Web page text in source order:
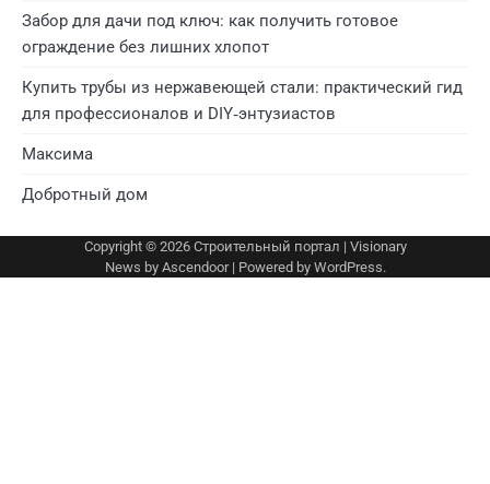
Забор для дачи под ключ: как получить готовое
ограждение без лишних хлопот
Купить трубы из нержавеющей стали: практический гид
для профессионалов и DIY‑энтузиастов
Максима
Добротный дом
Copyright © 2026 Строительный портал | Visionary
News by Ascendoor| Powered by WordPress.